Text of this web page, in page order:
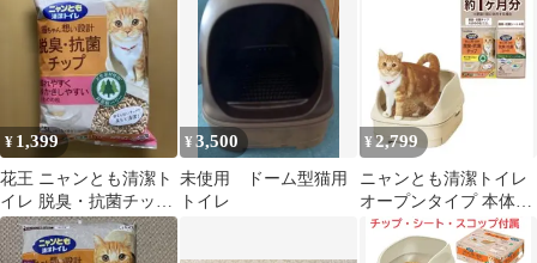
交渉可
¥ 1,399
花王 ニャンとも清潔ト
イレ 脱臭・抗菌チップ
飛び散らない大きめの
粒 2.5L
¥3,500
未使用 ドーム型猫用
トイレ
¥ 2,799
ニャンとも清潔トイレ
オープンタイプ 本体セ
ット 今から使えるチ
ップシート付き！